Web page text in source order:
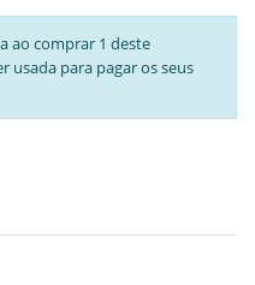
ao comprar 1 deste
usada para pagar os seus